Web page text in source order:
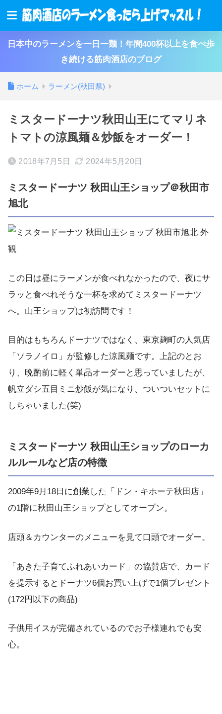
日本中のラーメンを一日一麺！年間400杯以上を食べ歩
き続ける筋肉酒店のブログ
ホーム ラーメン(秋田県)
ミスタードーナツ秋田山王にてマリネ
トマトの涼風麺＆炒飯をオーダー！
2018年7月5日 2024年5月20日
ミスタードーナツ 秋田山王ショップ＠秋田市
旭北
この日は昼にラーメンが食べれなかったので、夜にサ
ラッと食べれそうな一杯を求めてミスタードーナツ
へ。山王ショップは初訪問です！
目的はもちろんドーナツではなく、東京麹町の人気店
「ソラノイロ」が監修した涼風麺です。上記のとお
り、晩酌前に軽く単品オーダーと思っていましたが、
帆立ダシ五目ミニ炒飯が気になり、ついついセットに
しちゃいました(笑)
ミスタードーナツ 秋田山王ショップのローカ
ルルールなど店の特徴
2009年9月18日に創業した「ドン・キホーテ秋田店」
の1階に秋田山王ショップとしてオープン。
店頭＆カウンターのメニューを見て口頭でオーダー。
「あきた子育てふれあいカード」の協賛店で、カード
を提示するとドーナツ6個お買い上げで1個プレゼント
(172円以下の商品)
子供用イスが完備されているのでお子様連れでも安
心。